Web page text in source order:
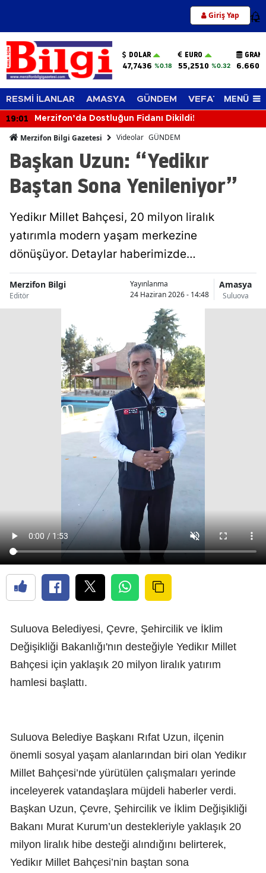
Giriş Yap 12
DOLAR
47,7436 %0.18
EURO
55,2510 %0.32
RESMİ İLANLAR AMASYA GÜNDEM VEFAT EDENLER
MENÜ
19:01 Merzifon’da Dostluğun Fidanı Dikildi!
Merzifon Bilgi Gazetesi Videolar GÜNDEM
Başkan Uzun: “Yedikır
Baştan Sona Yenileniyor”
Yedikır Millet Bahçesi, 20 milyon liralık
yatırımla modern yaşam merkezine
dönüşüyor. Detaylar haberimizde…
Merzifon Bilgi
Editör
Yayınlanma
24 Haziran 2026 - 14:48
Amasya
Suluova
Suluova Belediyesi, Çevre, Şehircilik ve İklim
Değişikliği Bakanlığı'nın desteğiyle Yedikır Millet
Bahçesi için yaklaşık 20 milyon liralık yatırım
hamlesi başlattı.
Suluova Belediye Başkanı Rıfat Uzun, ilçenin
önemli sosyal yaşam alanlarından biri olan Yedikır
Millet Bahçesi’nde yürütülen çalışmaları yerinde
inceleyerek vatandaşlara müjdeli haberler verdi.
Başkan Uzun, Çevre, Şehircilik ve İklim Değişikliği
Bakanı Murat Kurum’un destekleriyle yaklaşık 20
milyon liralık hibe desteği alındığını belirterek,
Yedikır Millet Bahçesi’nin baştan sona